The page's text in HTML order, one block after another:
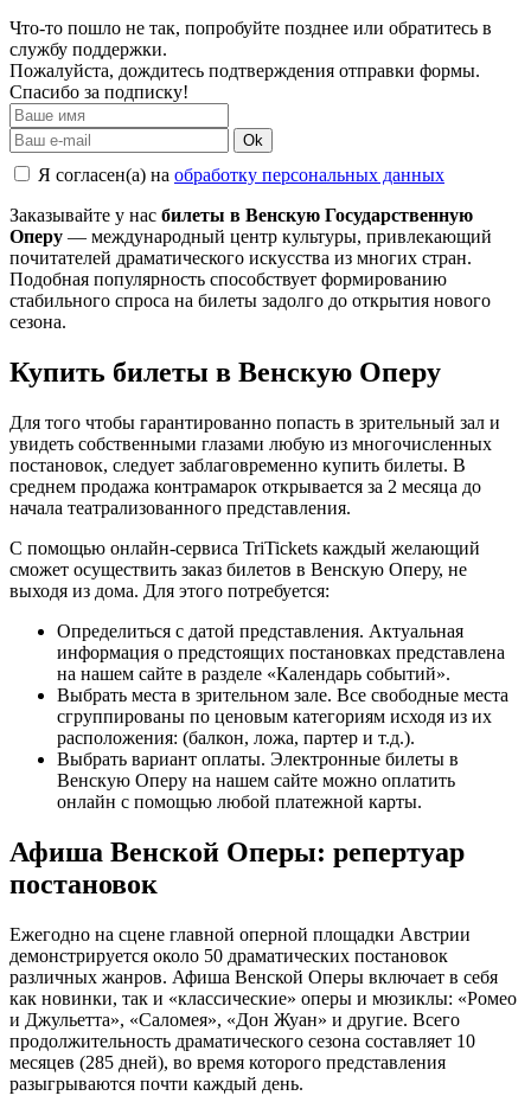
Что-то пошло не так, попробуйте позднее или обратитесь в
службу поддержки.
Пожалуйста, дождитесь подтверждения отправки формы.
Спасибо за подписку!
Ok
Я согласен(а) на обработку персональных данных
Заказывайте у нас билеты в Венскую Государственную
Оперу — международный центр культуры, привлекающий
почитателей драматического искусства из многих стран.
Подобная популярность способствует формированию
стабильного спроса на билеты задолго до открытия нового
сезона.
Купить билеты в Венскую Оперу
Для того чтобы гарантированно попасть в зрительный зал и
увидеть собственными глазами любую из многочисленных
постановок, следует заблаговременно купить билеты. В
среднем продажа контрамарок открывается за 2 месяца до
начала театрализованного представления.
С помощью онлайн-сервиса TriTickets каждый желающий
сможет осуществить заказ билетов в Венскую Оперу, не
выходя из дома. Для этого потребуется:
Определиться с датой представления. Актуальная
информация о предстоящих постановках представлена
на нашем сайте в разделе «Календарь событий».
Выбрать места в зрительном зале. Все свободные места
сгруппированы по ценовым категориям исходя из их
расположения: (балкон, ложа, партер и т.д.).
Выбрать вариант оплаты. Электронные билеты в
Венскую Оперу на нашем сайте можно оплатить
онлайн с помощью любой платежной карты.
Афиша Венской Оперы: репертуар
постановок
Ежегодно на сцене главной оперной площадки Австрии
демонстрируется около 50 драматических постановок
различных жанров. Афиша Венской Оперы включает в себя
как новинки, так и «классические» оперы и мюзиклы: «Ромео
и Джульетта», «Саломея», «Дон Жуан» и другие. Всего
продолжительность драматического сезона составляет 10
месяцев (285 дней), во время которого представления
разыгрываются почти каждый день.